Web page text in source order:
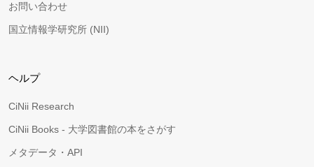
お問い合わせ
国立情報学研究所 (NII)
ヘルプ
CiNii Research
CiNii Books - 大学図書館の本をさがす
メタデータ・API